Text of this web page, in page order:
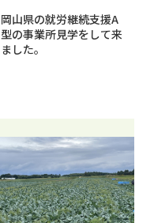
岡山県の就労継続支援A
型の事業所見学をして来
ました。